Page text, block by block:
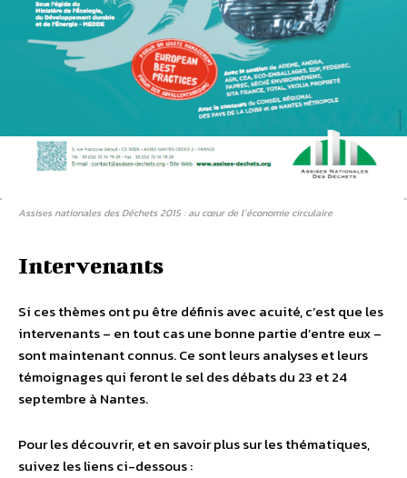
Assises nationales des Déchets 2015 : au cœur de l’économie circulaire
Intervenants
Si ces thèmes ont pu être définis avec acuité, c’est que les
intervenants – en tout cas une bonne partie d’entre eux –
sont maintenant connus. Ce sont leurs analyses et leurs
témoignages qui feront le sel des débats du 23 et 24
septembre à Nantes.
Pour les découvrir, et en savoir plus sur les thématiques,
suivez les liens ci-dessous :